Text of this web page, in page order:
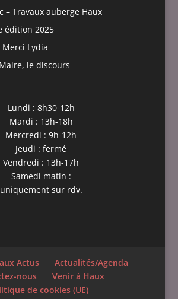
– Travaux auberge Haux
édition 2025
Lydia
le discours
Lundi : 8h30-12h
Mardi : 13h-18h
Mercredi : 9h-12h
Jeudi : fermé
Vendredi : 13h-17h
Samedi matin :
uniquement sur rdv.
Actus
Actualités/Agenda
nous
Venir à Haux
de cookies (UE)